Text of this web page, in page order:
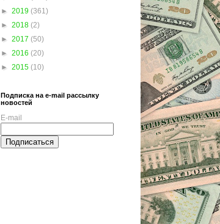
► 2019 (361)
► 2018 (2)
► 2017 (50)
► 2016 (20)
► 2015 (10)
Подписка на e-mail рассылку
новостей
E-mail